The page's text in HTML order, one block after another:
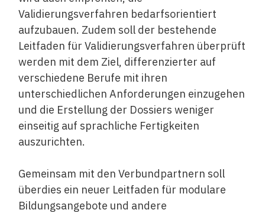
Validierungsverfahren bedarfsorientiert
aufzubauen. Zudem soll der bestehende
Leitfaden für Validierungsverfahren überprüft
werden mit dem Ziel, differenzierter auf
verschiedene Berufe mit ihren
unterschiedlichen Anforderungen einzugehen
und die Erstellung der Dossiers weniger
einseitig auf sprachliche Fertigkeiten
auszurichten.
Gemeinsam mit den Verbundpartnern soll
überdies ein neuer Leitfaden für modulare
Bildungsangebote und andere